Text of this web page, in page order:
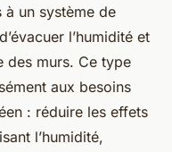
un système de
l’humidité et
des murs. Ce type
aux besoins
: réduire les effets
l’humidité,